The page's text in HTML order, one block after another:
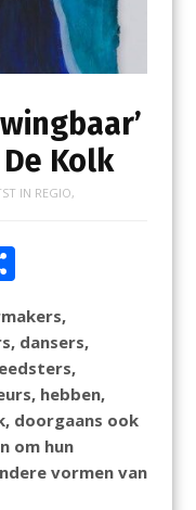
Kolk
IN REGIO,
D
el
e
n
dansers,
hebben,
doorgaans ook
om hun
vormen van